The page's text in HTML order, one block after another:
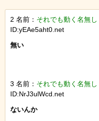
2 名前： それでも動く名無し
ID:yEAe5aht0.net
無い
3 名前： それでも動く名無し
ID:NrJ3ulWcd.net
ないんか